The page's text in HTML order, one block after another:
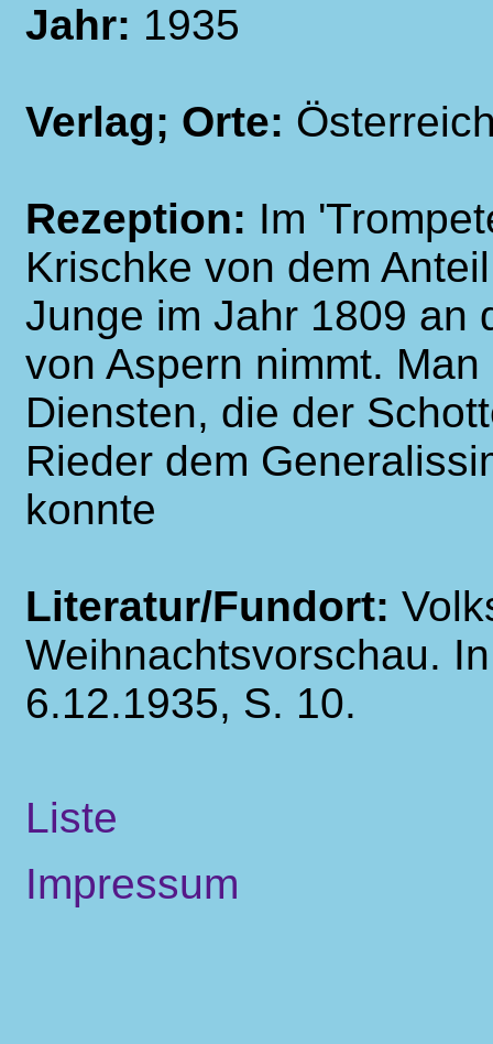
Jahr: 1935
Verlag; Orte:
Rezeption: Im
Krischke von dem
Junge im Jahr 1809 an
von Aspern nimmt.
Diensten, die der
Rieder dem
konnte
Literatur/Fundort:
Weihnachtsvorschau.
6.12.1935, S. 10.
Liste
Impressum